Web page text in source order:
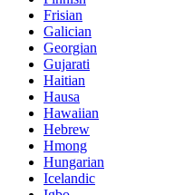
Frisian
Galician
Georgian
Gujarati
Haitian
Hausa
Hawaiian
Hebrew
Hmong
Hungarian
Icelandic